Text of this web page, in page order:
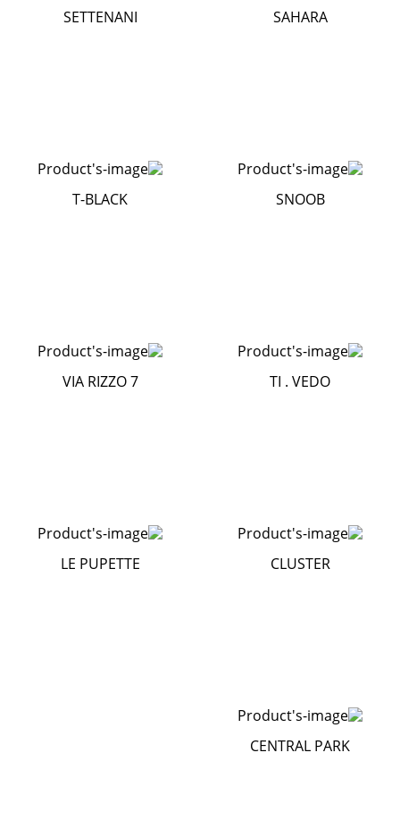
SAHARA
SETTENANI
SNOOB
T-BLACK
TI . VEDO
VIA RIZZO 7
CLUSTER
LE PUPETTE
CENTRAL PARK